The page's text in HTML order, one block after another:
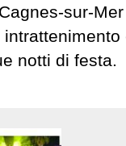
sur-
notti di festa.